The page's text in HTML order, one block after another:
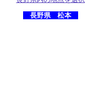
長野県 松本